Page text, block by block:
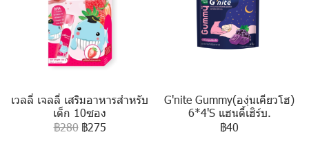
เวลลี่ เจลลี่ เสริมอาหารสำหรับ
เด็ก 10ซอง
฿280 ฿275
G'nite Gummy(องุ่นเคียวโฮ)
6*4'S แฮนดี้เฮิร์บ.
฿40